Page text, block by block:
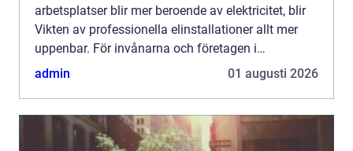
arbetsplatser blir mer beroende av elektricitet, blir
Vikten av professionella elinstallationer allt mer
uppenbar. För invånarna och företagen i
Helsingborg är det viktigt ...
admin 01 augusti 2026